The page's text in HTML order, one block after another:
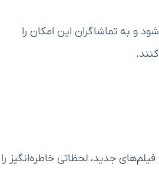
و به تماشاگران این امکان را
جدید، لحظاتی خاطره‌انگیز را